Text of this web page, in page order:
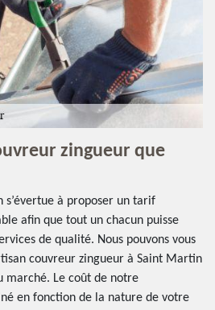
zingueur que
s’évertue à proposer un tarif
afin que tout un chacun puisse
de qualité. Nous pouvons vous
couvreur zingueur à Saint Martin
marché. Le coût de notre
en fonction de la nature de votre